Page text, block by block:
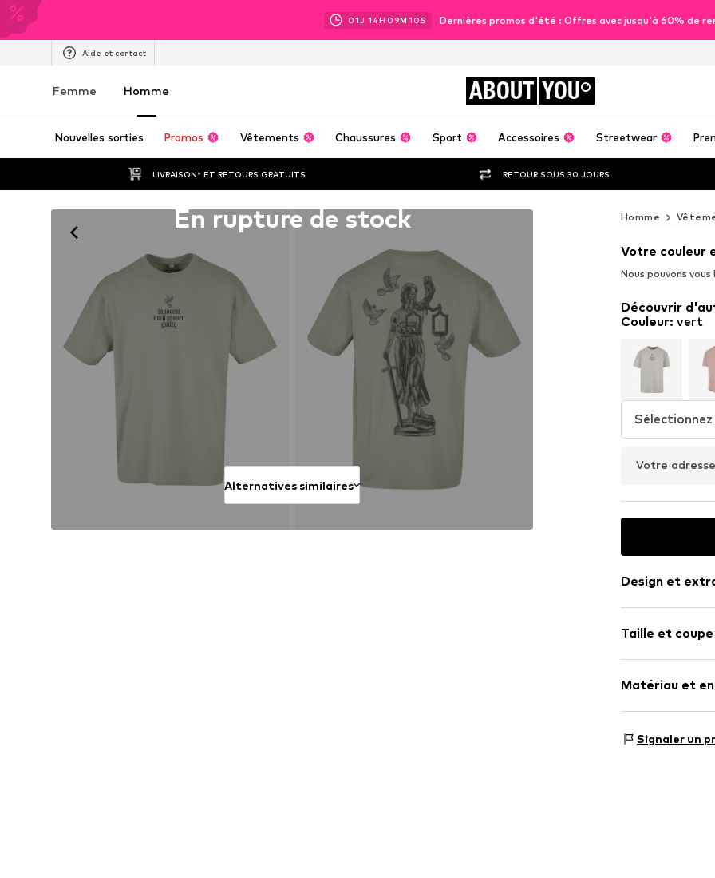
01J 14H 09M 08 S Dernières promos d'été : Offres avec jusqu'à 60% de
Aide et contact
Femme Homme ABOUT YOU
Nouvelles sorties Promos Vêtements Chaussures Sport Accessoires Streetwear
LIVRAISON* ET RETOURS GRATUITS RETOUR SOUS 30 JOURS
En rupture de stock
Alternatives similaires
Homme
Votre couleur
Nous pouvons
Découvrir
Couleur: vert
Votre
Design et
Jersey
Col rond
Numéro
Taille et coupe
Longueur :
Coupe :
Grille de tailles
Matériau et
Matériau : 100%
Signaler un